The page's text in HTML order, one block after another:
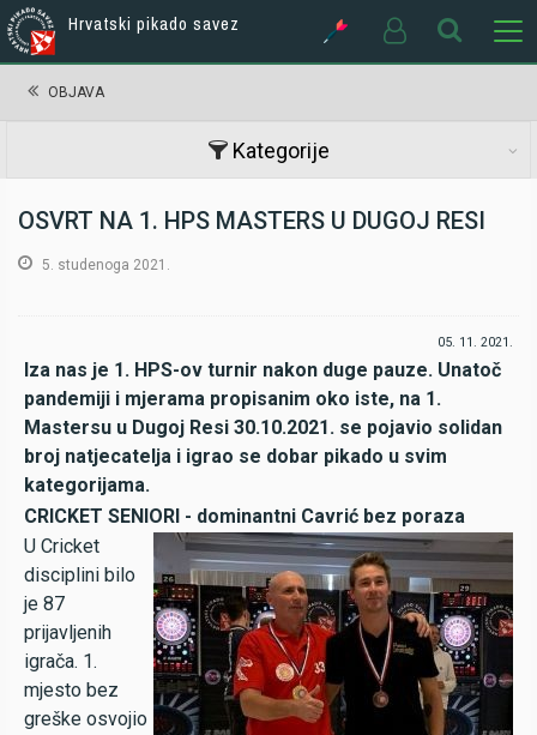
Hrvatski pikado savez
OBJAVA
Kategorije
OSVRT NA 1. HPS MASTERS U DUGOJ RESI
5. studenoga 2021.
05. 11. 2021.
Iza nas je 1. HPS-ov turnir nakon duge pauze. Unatoč
pandemiji i mjerama propisanim oko iste, na 1.
Mastersu u Dugoj Resi 30.10.2021. se pojavio solidan
broj natjecatelja i igrao se dobar pikado u svim
kategorijama.
CRICKET SENIORI - dominantni Cavrić bez poraza
U Cricket
disciplini bilo
je 87
prijavljenih
igrača. 1.
mjesto bez
greške osvojio